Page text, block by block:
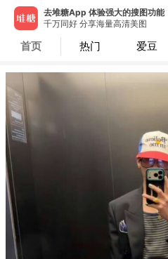
去堆糖App 体验强大的搜图功能
千万同好 分享海量高清美图
首页 热门 爱豆